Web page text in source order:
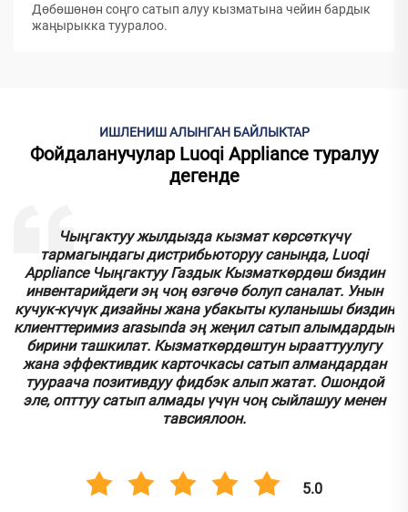
Дөбөшөнөн соңго сатып алуу кызматына чейин бардык
жаңырыкка тууралoo.
ИШЛЕНИШ АЛЫНГАН БАЙЛЫКТАР
Фойдаланучулар Luoqi Appliance туралуу
дегенде
Чыңгактуу жылдызда кызмат көрсөткүчү
тармагындагы дистрибьюторуу санында, Luoqi
Appliance Чыңгактуу Газдык Кызматкөрдөш биздин
инвентарийдеги эң чоң өзгөчө болуп саналат. Унын
кучук-күчүк дизайны жана убакыты куланышы биздин
клиенттеримиз аrasыnda эң жеңил сатып алымдардын
бирини ташкилат. Кызматкөрдөштун ырааттуулугу
жана эффективдик карточкасы сатып алмандардан
туураача позитивдуу фидбэк алып жатат. Ошондой
эле, опттуу сатып алмады үчүн чоң сыйлашуу менен
тавсиялоон.
5.0